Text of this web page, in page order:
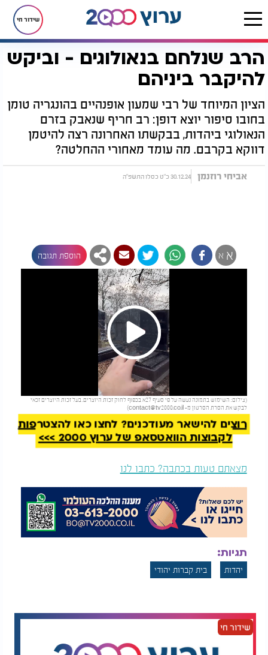
שידור חי
דף הבית יהדות הרב שנלחם בנאולוגים - וביקש להיקבר ביניהם
הרב שנלחם בנאולוגים - וביקש
להיקבר ביניהם
הציון המיוחד של רבי שמעון אופנהיים בהונגריה טומן
בחובו סיפור יוצא דופן: רב חריף שנאבק בזרם
הנאולוגי ביהדות, בבקשתו האחרונה רצה להיטמן
דווקא בקרבם. מה עומד מאחורי ההחלטה?
אביחי רוזנמן 30.12.24 כ"ט כסלו התשפ"ה
א א הוספת תגובה
Play
Video
(צילום: השימוש בתמונה נעשה על פי סעיף 27א בכפוף לחוק זכות היוצרים. בעל זכות היוצרים זכאי
לבקש את הסרת הסרטון מ- contact@tv2000.co.il
)
להמשך קריאה
רוצים להישאר מעודכנים? לחצו כאן להצטרפות
לקבוצות הוואטסאפ של ערוץ 2000 >>>
מצאתם טעות בכתבה? כתבו לנו
תגיות:
יהדות בית קברות יהודי
שידור חי